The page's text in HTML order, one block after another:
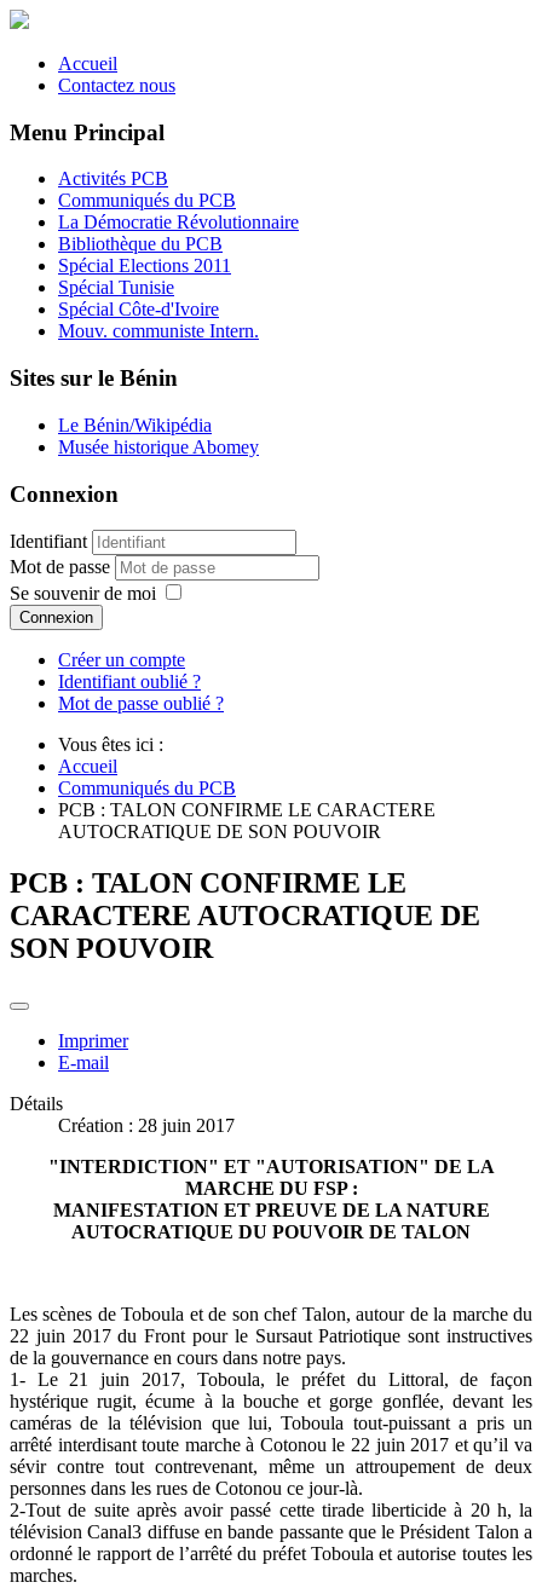
Accueil
Contactez nous
Menu Principal
Activités PCB
Communiqués du PCB
La Démocratie Révolutionnaire
Bibliothèque du PCB
Spécial Elections 2011
Spécial Tunisie
Spécial Côte-d'Ivoire
Mouv. communiste Intern.
Sites sur le Bénin
Le Bénin/Wikipédia
Musée historique Abomey
Connexion
Identifiant
Mot de passe
Se souvenir de moi
Connexion
Créer un compte
Identifiant oublié ?
Mot de passe oublié ?
Vous êtes ici :
Accueil
Communiqués du PCB
PCB : TALON CONFIRME LE CARACTERE
AUTOCRATIQUE DE SON POUVOIR
PCB : TALON CONFIRME LE
CARACTERE AUTOCRATIQUE DE
SON POUVOIR
Imprimer
E-mail
Détails
Création : 28 juin 2017
"INTERDICTION" ET "AUTORISATION" DE LA
MARCHE DU FSP :
MANIFESTATION ET PREUVE DE LA NATURE
AUTOCRATIQUE DU POUVOIR DE TALON
Les scènes de Toboula et de son chef Talon, autour de la marche du
22 juin 2017 du Front pour le Sursaut Patriotique sont instructives
de la gouvernance en cours dans notre pays.
1- Le 21 juin 2017, Toboula, le préfet du Littoral, de façon
hystérique rugit, écume à la bouche et gorge gonflée, devant les
caméras de la télévision que lui, Toboula tout-puissant a pris un
arrêté interdisant toute marche à Cotonou le 22 juin 2017 et qu’il va
sévir contre tout contrevenant, même un attroupement de deux
personnes dans les rues de Cotonou ce jour-là.
2-Tout de suite après avoir passé cette tirade liberticide à 20 h, la
télévision Canal3 diffuse en bande passante que le Président Talon a
ordonné le rapport de l’arrêté du préfet Toboula et autorise toutes les
marches.